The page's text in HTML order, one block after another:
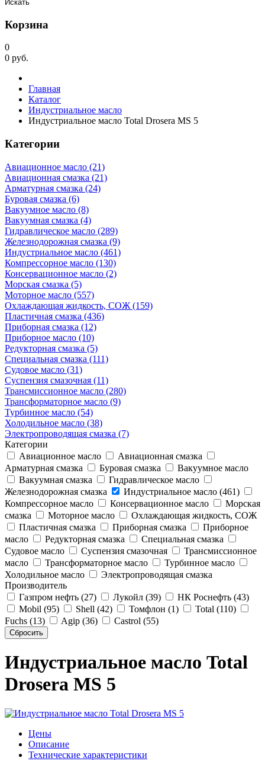
Корзина
0
0 руб.
Главная
Каталог
Индустриальное масло
Индустриальное масло Total Drosera MS 5
Категории
Авиационное масло (21)
Авиационная смазка (21)
Арматурная смазка (24)
Буровая смазка (6)
Вакуумное масло (8)
Вакуумная смазка (4)
Гидравлическое масло (289)
Железнодорожная смазка (9)
Индустриальное масло (461)
Компрессорное масло (130)
Консервационное масло (2)
Морская смазка (5)
Моторное масло (557)
Охлаждающая жидкость, СОЖ (159)
Пластичная смазка (436)
Приборная смазка (12)
Приборное масло (10)
Редукторная смазка (5)
Специальная смазка (111)
Судовое масло (31)
Суспензия смазочная (11)
Трансмиссионное масло (280)
Трансформаторное масло (9)
Турбинное масло (54)
Холодильное масло (38)
Электропроводящая смазка (7)
Категории
Авиационное масло
Авиационная смазка
Арматурная смазка
Буровая смазка
Вакуумное масло
Вакуумная смазка
Гидравлическое масло
Железнодорожная смазка
Индустриальное масло (461)
Компрессорное масло
Консервационное масло
Морская
смазка
Моторное масло
Охлаждающая жидкость, СОЖ
Пластичная смазка
Приборная смазка
Приборное
масло
Редукторная смазка
Специальная смазка
Судовое масло
Суспензия смазочная
Трансмиссионное
масло
Трансформаторное масло
Турбинное масло
Холодильное масло
Электропроводящая смазка
Производитель
Газпром нефть (27)
Лукойл (39)
НК Роснефть (43)
Mobil (95)
Shell (42) Томфлон (1)
Total (110)
Fuchs (13)
Agip (36) Castrol (55)
Индустриальное масло Total
Drosera MS 5
Цены
Описание
Технические характеристики